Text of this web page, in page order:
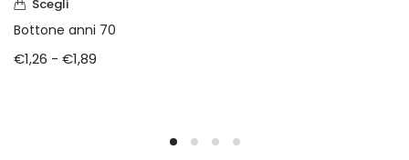
Scegli
Bottone anni 70
€1,26 - €1,89